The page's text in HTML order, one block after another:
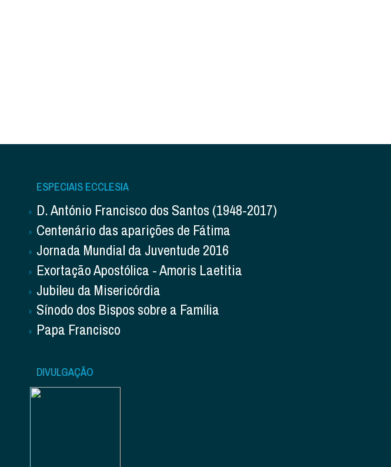
ESPECIAIS ECCLESIA
D. António Francisco dos Santos (1948-2017)
Centenário das aparições de Fátima
Jornada Mundial da Juventude 2016
Exortação Apostólica - Amoris Laetitia
Jubileu da Misericórdia
Sínodo dos Bispos sobre a Família
Papa Francisco
DIVULGAÇÃO